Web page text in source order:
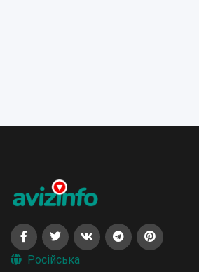
Російська